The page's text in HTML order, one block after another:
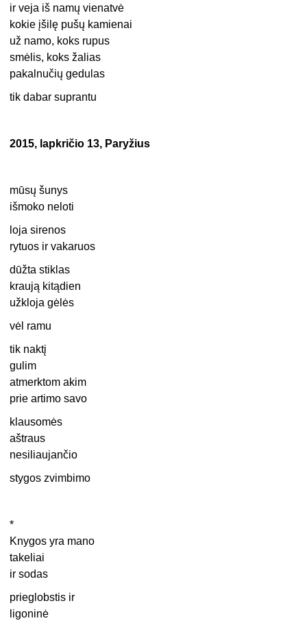
ir veja iš namų vienatvė
kokie įšilę pušų kamienai
už namo, koks rupus
smėlis, koks žalias
pakalnučių gedulas
tik dabar suprantu
2015, lapkričio 13, Paryžius
mūsų šunys
išmoko neloti
loja sirenos
rytuos ir vakaruos
dūžta stiklas
kraują kitądien
užkloja gėlės
vėl ramu
tik naktį
gulim
atmerktom akim
prie artimo savo
klausomės
aštraus
nesiliaujančio
stygos zvimbimo
*
Knygos yra mano
takeliai
ir sodas
prieglobstis ir
ligoninė